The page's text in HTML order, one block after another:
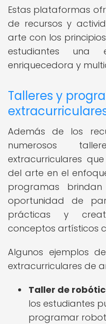
Estas plataformas
de recursos y
arte con los
estudiantes una
enriquecedora y
Talleres y
Además de los
numerosos
extracurriculares
del arte en el
programas
oportunidad de
prácticas y
conceptos artísticos
Algunos ejemplos
extracurriculares de
Taller de
los estudiantes
programar